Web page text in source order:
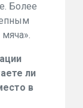
Более
ли
в